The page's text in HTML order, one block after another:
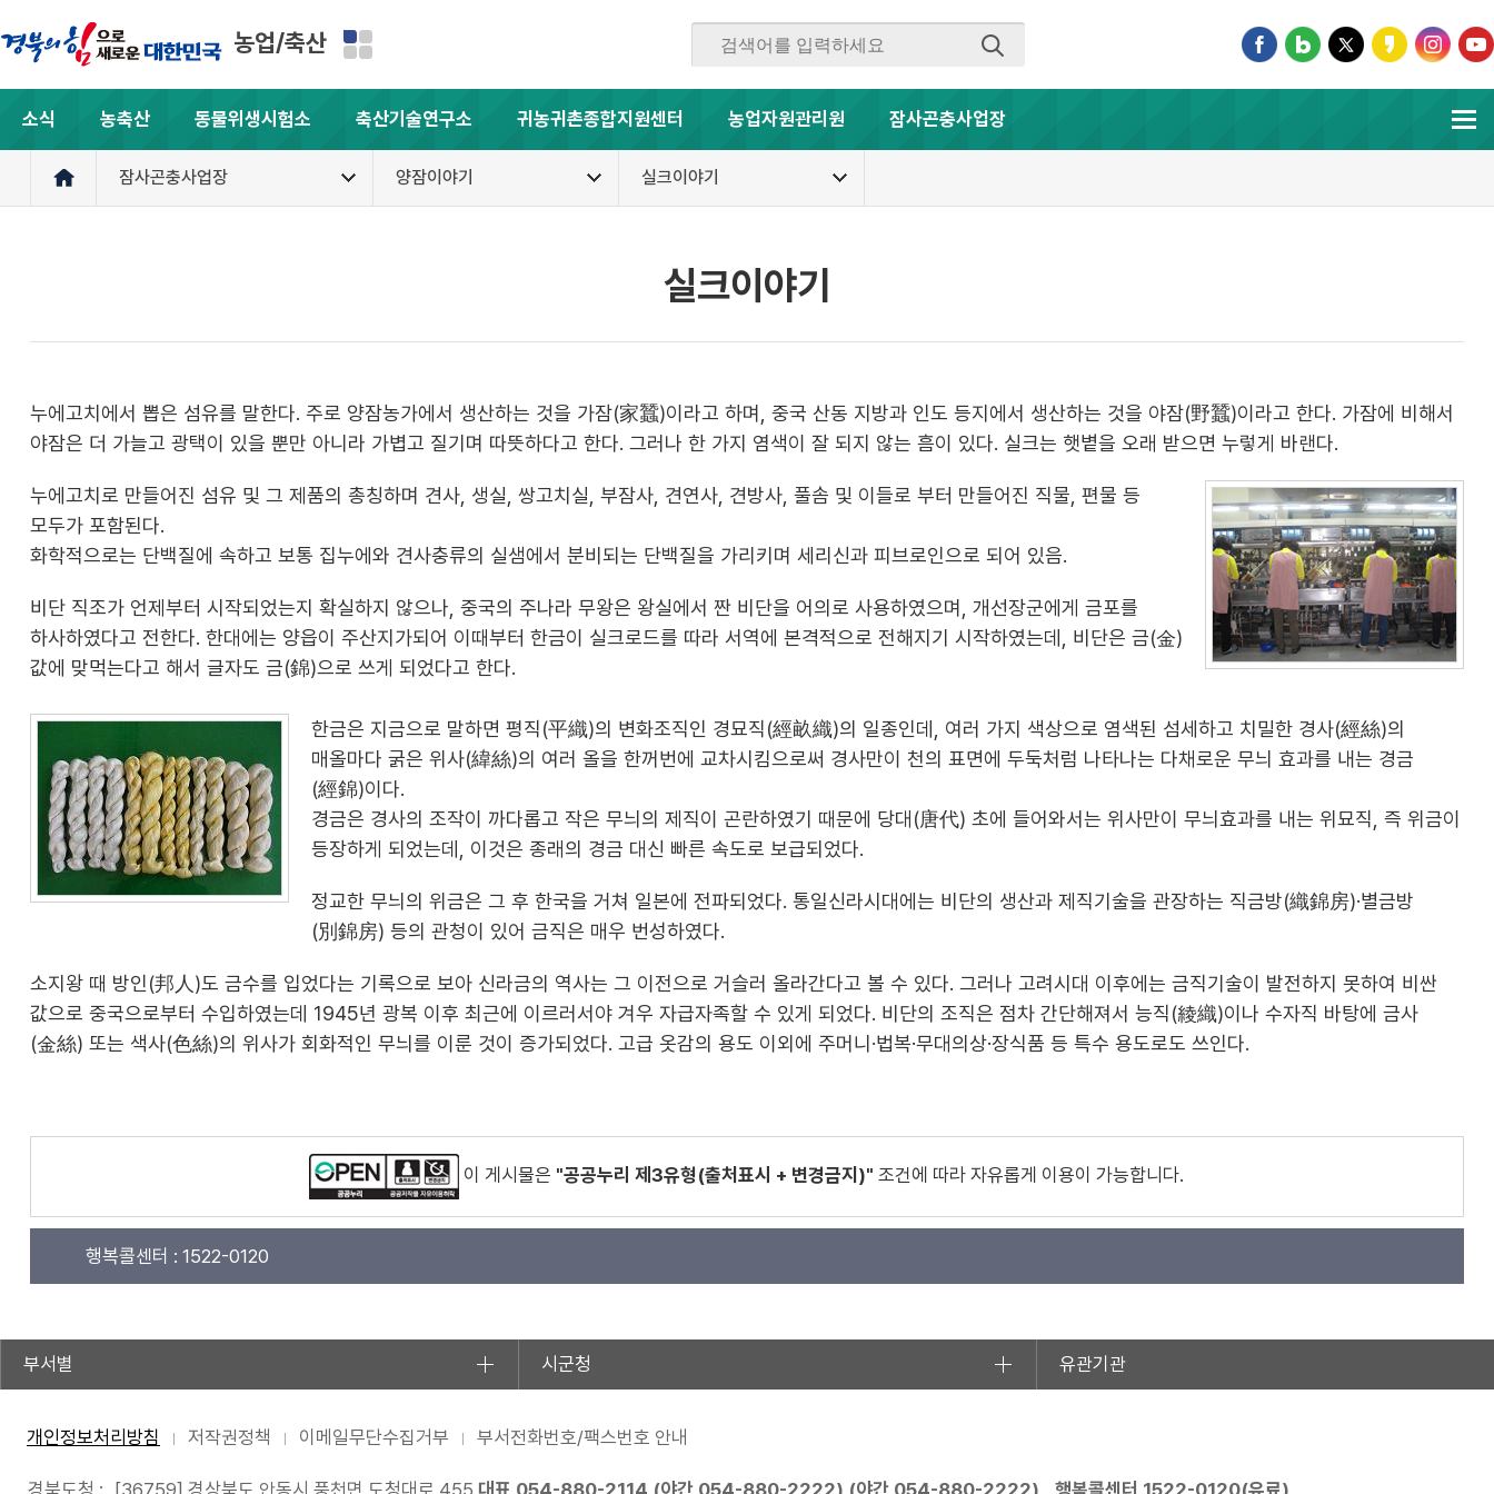
농업/축산
소식 농축산 동물위생시험소 축산기술연구소 귀농귀촌종합지원센터 농업자원관리원 잠사곤충사업장
잠사곤충사업장 양잠이야기 실크이야기
실크이야기
누에고치에서 뽑은 섬유를 말한다. 주로 양잠농가에서 생산하는 것을 가잠(家蠶)이라고 하며, 중국 산동 지방과 인도 등지에서 생산하는 것을 야잠(野蠶)이라고 한다. 가잠에 비해서
야잠은 더 가늘고 광택이 있을 뿐만 아니라 가볍고 질기며 따뜻하다고 한다. 그러나 한 가지 염색이 잘 되지 않는 흠이 있다. 실크는 햇볕을 오래 받으면 누렇게 바랜다.
누에고치로 만들어진 섬유 및 그 제품의 총칭하며 견사, 생실, 쌍고치실, 부잠사, 견연사, 견방사, 풀솜 및 이들로 부터 만들어진 직물, 편물 등
모두가 포함된다.
화학적으로는 단백질에 속하고 보통 집누에와 견사충류의 실샘에서 분비되는 단백질을 가리키며 세리신과 피브로인으로 되어 있음.
비단 직조가 언제부터 시작되었는지 확실하지 않으나, 중국의 주나라 무왕은 왕실에서 짠 비단을 어의로 사용하였으며, 개선장군에게 금포를
하사하였다고 전한다. 한대에는 양읍이 주산지가되어 이때부터 한금이 실크로드를 따라 서역에 본격적으로 전해지기 시작하였는데, 비단은 금(金)
값에 맞먹는다고 해서 글자도 금(錦)으로 쓰게 되었다고 한다.
한금은 지금으로 말하면 평직(平織)의 변화조직인 경묘직(經畝織)의 일종인데, 여러 가지 색상으로 염색된 섬세하고 치밀한 경사(經絲)의
매올마다 굵은 위사(緯絲)의 여러 올을 한꺼번에 교차시킴으로써 경사만이 천의 표면에 두둑처럼 나타나는 다채로운 무늬 효과를 내는 경금
(經錦)이다.
경금은 경사의 조작이 까다롭고 작은 무늬의 제직이 곤란하였기 때문에 당대(唐代) 초에 들어와서는 위사만이 무늬효과를 내는 위묘직, 즉 위금이
등장하게 되었는데, 이것은 종래의 경금 대신 빠른 속도로 보급되었다.
정교한 무늬의 위금은 그 후 한국을 거쳐 일본에 전파되었다. 통일신라시대에는 비단의 생산과 제직기술을 관장하는 직금방(織錦房)·별금방
(別錦房) 등의 관청이 있어 금직은 매우 번성하였다.
소지왕 때 방인(邦人)도 금수를 입었다는 기록으로 보아 신라금의 역사는 그 이전으로 거슬러 올라간다고 볼 수 있다. 그러나 고려시대 이후에는 금직기술이 발전하지 못하여 비싼
값으로 중국으로부터 수입하였는데 1945년 광복 이후 최근에 이르러서야 겨우 자급자족할 수 있게 되었다. 비단의 조직은 점차 간단해져서 능직(綾織)이나 수자직 바탕에 금사
(金絲) 또는 색사(色絲)의 위사가 회화적인 무늬를 이룬 것이 증가되었다. 고급 옷감의 용도 이외에 주머니·법복·무대의상·장식품 등 특수 용도로도 쓰인다.
이 게시물은 "공공누리 제3유형(출처표시 + 변경금지)" 조건에 따라 자유롭게 이용이 가능합니다.
행복콜센터 : 1522-0120
부서별 시군청 유관기관
개인정보처리방침 저작권정책 이메일무단수집거부 부서전화번호/팩스번호 안내
경북도청 : [36759] 경상북도 안동시 풍천면 도청대로 455 대표 054-880-2114 (야간 054-880-2222) (야간 054-880-2222) 행복콜센터 1522-0120(유료)